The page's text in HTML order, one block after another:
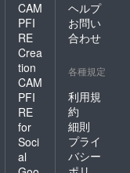
CAM
PFI
RE
Crea
tion
CAM
PFI
RE
for
Soci
al
ヘルプ
お問い
合わせ
各種規定
利用規
約
細則
プライ
バシー